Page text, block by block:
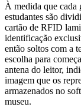
À medida que cada
estudantes são
cartão de RFID
identificação
então soltos com a
escolha para
antena do leitor,
imagem que os
armazenados no
museu.